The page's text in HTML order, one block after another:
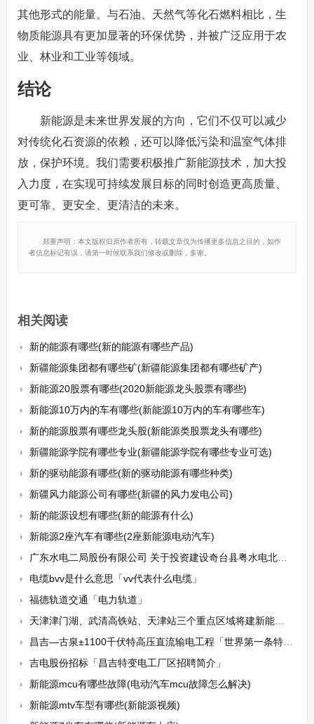
其他形式的能量。与石油、天然气等化石燃料相比，生
物质能源具有更加显著的环保优势，并被广泛应用于农
业、林业和工业等领域。
结论
新能源是未来世界发展的方向，它们不仅可以减少
对传统化石资源的依赖，还可以降低污染和温室气体排
放，保护环境。我们需要积极推广新能源技术，加大投
入力度，在实现可持续发展目标的同时创造更高质量、
更可靠、更安全、更清洁的未来。
郑重声明：本文版权归原作者所有，转载文章仅为传播更多信息之目的，如作
者信息标记有误，请第一时候联系我们修改或删除，多谢。
相关阅读
新的能源有哪些(新的能源有哪些产品)
新疆能源集团都有哪些矿(新疆能源集团都有哪些矿产)
新能源20股票有哪些(2020新能源龙头股票有哪些)
新能源10万内的车有哪些(新能源10万内的车有哪些车)
新的能源股票有哪些龙头股(新能源类股票龙头有哪些)
新疆能源学院有哪些专业(新疆能源学院有哪些专业可选)
新的驱动能源有哪些(新的驱动能源有哪些种类)
新疆风力能源公司有哪些(新疆的风力发电公司)
新的能源设想有哪些(新的能源有什么)
新能源2座汽车有哪些(2座新能源电动汽车)
广东水电二局股份有限公司 关于投资建设奇台县粤水电北塔山风力发电场一期50MW项目并为其融资提供担保的公告
电缆bvv是什么意思「vv代表什么电缆」
福德轨道交通「电力轨道」
天津津门湖、武清高铁站、天津站三个重点区域将建新能源车充换电示范站
昌吉—古泉±1100千伏特高压直流输电工程「世界第一条特高压直流工程」
吉电股份招标「昌吉特变电工厂区招聘简介」
新能源mcu有哪些故障(电动汽车mcu故障怎么解决)
新能源mtv车型有哪些(新能源视频)